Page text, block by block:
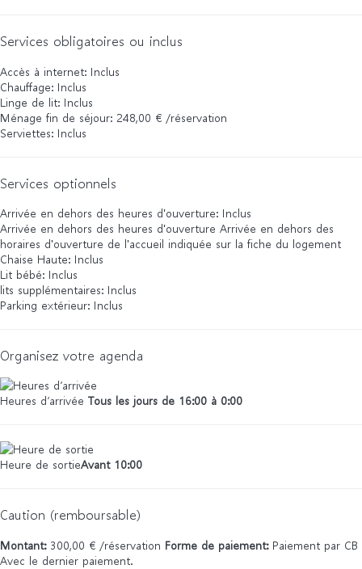
Services obligatoires ou inclus
Accès à internet: Inclus
Chauffage: Inclus
Linge de lit: Inclus
Ménage fin de séjour: 248,00 € /réservation
Serviettes: Inclus
Services optionnels
Arrivée en dehors des heures d'ouverture: Inclus
Arrivée en dehors des heures d'ouverture Arrivée en dehors des
horaires d'ouverture de l'accueil indiquée sur la fiche du logement
Chaise Haute: Inclus
Lit bébé: Inclus
lits supplémentaires: Inclus
Parking extérieur: Inclus
Organisez votre agenda
Heures d’arrivée Tous les jours de 16:00 à 0:00
Heure de sortieAvant 10:00
Caution (remboursable)
Montant:300,00 € /réservation Forme de paiement:Paiement par CB
Avec le dernier paiement.